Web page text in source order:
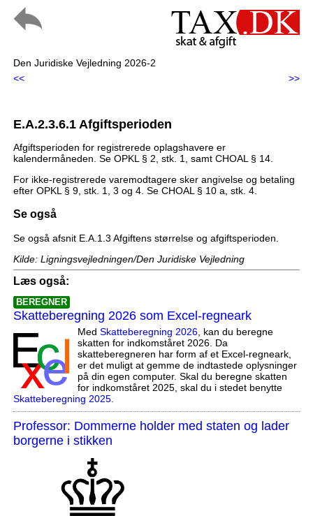
Den Juridiske Vejledning 2026-2
<<
>>
E.A.2.3.6.1 Afgiftsperioden
Afgiftsperioden for registrerede oplagshavere er
kalendermåneden. Se OPKL § 2, stk. 1, samt CHOAL § 14.
For ikke-registrerede varemodtagere sker angivelse og betaling
efter OPKL § 9, stk. 1, 3 og 4. Se CHOAL § 10 a, stk. 4.
Se også
Se også afsnit E.A.1.3 Afgiftens størrelse og afgiftsperioden.
Kilde: Ligningsvejledningen/Den Juridiske Vejledning
Læs også:
BEREGNER
Skatteberegning 2026 som Excel-regneark
Med Skatteberegning 2026, kan du beregne
skatten for indkomståret 2026. Da
skatteberegneren har form af et Excel-regneark,
er det muligt at gemme de indtastede oplysninger
på din egen computer. Skal du beregne skatten
for indkomståret 2025, skal du i stedet benytte
Skatteberegning 2025.
Professor: Dommerne holder med staten og lader
borgerne i stikken